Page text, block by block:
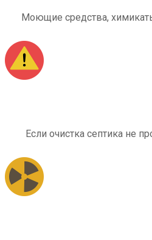
Моющие средства,
Если очистка септика не